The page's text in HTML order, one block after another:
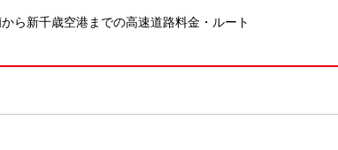
ら新千歳空港までの高速道路料金・ルート